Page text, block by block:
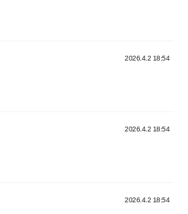
2026.4.2 18:54
2026.4.2 18:54
2026.4.2 18:54